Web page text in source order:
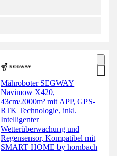
Mähroboter SEGWAY
Navimow X420,
43cm/2000m² mit APP, GPS-
RTK Technologie, inkl.
Intelligenter
Wetterüberwachung und
Regensensor, Kompatibel mit
SMART HOME by hornbach